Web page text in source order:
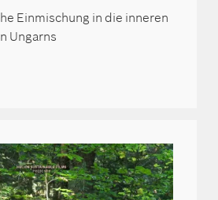
Einmischung in die inneren
Ungarns